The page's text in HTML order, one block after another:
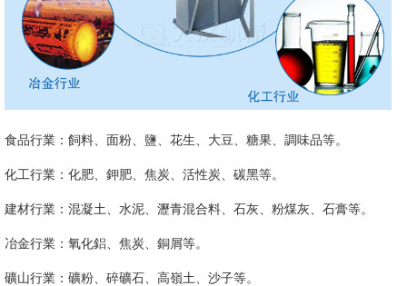
食品行業：飼料、面粉、鹽、花生、大豆、糖果、調味品等。
化工行業：化肥、鉀肥、焦炭、活性炭、碳黑等。
建材行業：混凝土、水泥、瀝青混合料、石灰、粉煤灰、石膏等。
冶金行業：氧化鋁、焦炭、銅屑等。
礦山行業：礦粉、碎礦石、高嶺土、沙子等。